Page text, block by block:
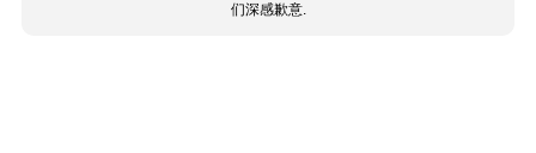
们深感歉意.